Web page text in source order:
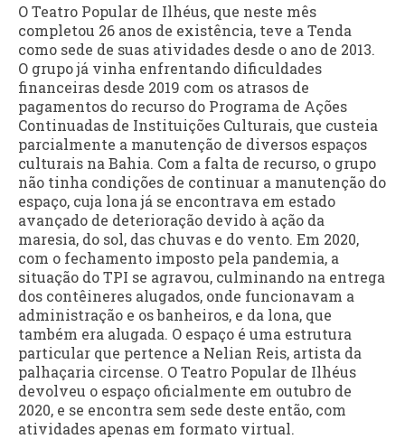
O Teatro Popular de Ilhéus, que neste mês
completou 26 anos de existência, teve a Tenda
como sede de suas atividades desde o ano de 2013.
O grupo já vinha enfrentando dificuldades
financeiras desde 2019 com os atrasos de
pagamentos do recurso do Programa de Ações
Continuadas de Instituições Culturais, que custeia
parcialmente a manutenção de diversos espaços
culturais na Bahia. Com a falta de recurso, o grupo
não tinha condições de continuar a manutenção do
espaço, cuja lona já se encontrava em estado
avançado de deterioração devido à ação da
maresia, do sol, das chuvas e do vento. Em 2020,
com o fechamento imposto pela pandemia, a
situação do TPI se agravou, culminando na entrega
dos contêineres alugados, onde funcionavam a
administração e os banheiros, e da lona, que
também era alugada. O espaço é uma estrutura
particular que pertence a Nelian Reis, artista da
palhaçaria circense. O Teatro Popular de Ilhéus
devolveu o espaço oficialmente em outubro de
2020, e se encontra sem sede deste então, com
atividades apenas em formato virtual.